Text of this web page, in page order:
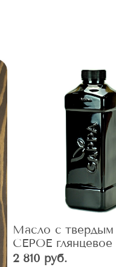
Масло с твердым
СЕРОЕ глянцевое
2 810 руб.